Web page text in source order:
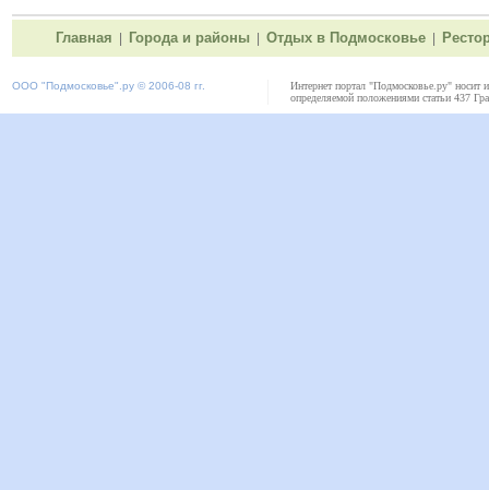
Главная Города и районы Отдых в Подмосковье
ООО "Подмосковье" .ру © 2006-08 гг.
Интернет портал "Подмосковье.ру" носит
определяемой положениями статьи 437